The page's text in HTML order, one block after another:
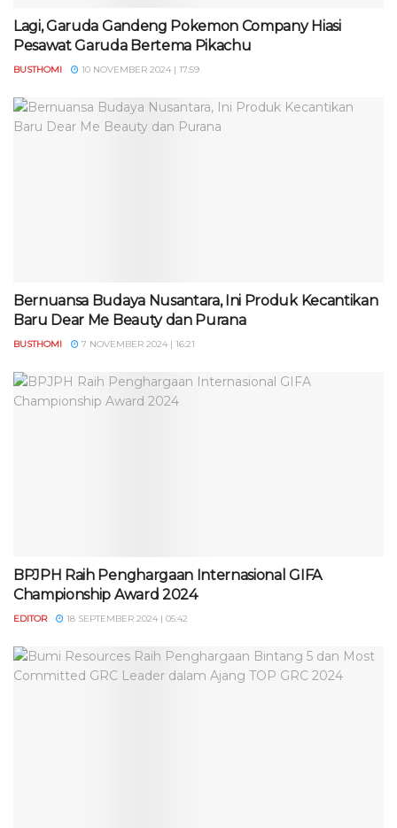
Lagi, Garuda Gandeng Pokemon Company Hiasi
Pesawat Garuda Bertema Pikachu
BUSTHOMI 10 NOVEMBER 2024 | 17:59
Bernuansa Budaya Nusantara, Ini Produk Kecantikan
Baru Dear Me Beauty dan Purana
BUSTHOMI 7 NOVEMBER 2024 | 16:21
BPJPH Raih Penghargaan Internasional GIFA
Championship Award 2024
EDITOR 18 SEPTEMBER 2024 | 05:42